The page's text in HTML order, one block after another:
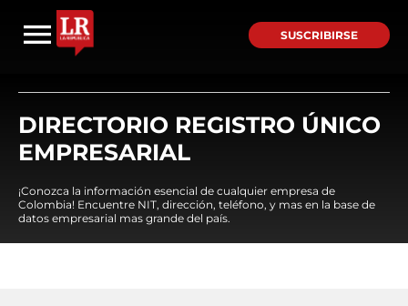
SUSCRIBIRSE
DIRECTORIO REGISTRO ÚNICO
EMPRESARIAL
¡Conozca la información esencial de cualquier empresa de
Colombia! Encuentre NIT, dirección, teléfono, y mas en la base de
datos empresarial mas grande del país.